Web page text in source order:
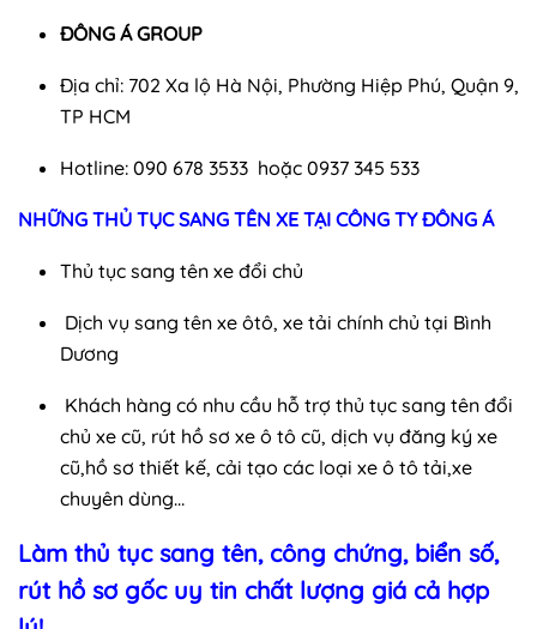
ĐÔNG Á GROUP
Địa chỉ: 702 Xa lộ Hà Nội, Phường Hiệp Phú, Quận 9,
TP HCM
Hotline: 090 678 3533 hoặc 0937 345 533
NHỮNG THỦ TỤC SANG TÊN XE TẠI CÔNG TY ĐÔNG Á
Thủ tục sang tên xe đổi chủ
Dịch vụ sang tên xe ôtô, xe tải chính chủ tại Bình
Dương
Khách hàng có nhu cầu hỗ trợ thủ tục sang tên đổi
chủ xe cũ, rút hồ sơ xe ô tô cũ, dịch vụ đăng ký xe
cũ,hồ sơ thiết kế, cải tạo các loại xe ô tô tải,xe
chuyên dùng…
Làm thủ tục sang tên, công chứng, biển số,
rút hồ sơ gốc uy tin chất lượng giá cả hợp